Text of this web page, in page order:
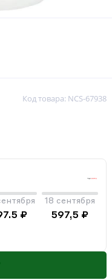
Код товара: NCS-67938
₽
18 сентября
597,5 ₽